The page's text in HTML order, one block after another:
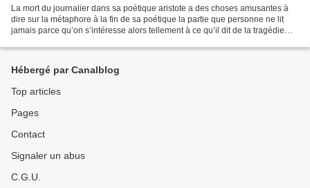
La mort du journalier dans sa poétique aristote a des choses amusantes à
dire sur la métaphore à la fin de sa poétique la partie que personne ne lit
jamais parce qu’on s’intéresse alors tellement à ce qu’il dit de la tragédie
Hébergé par Canalblog
Top articles
Pages
Contact
Signaler un abus
C.G.U.